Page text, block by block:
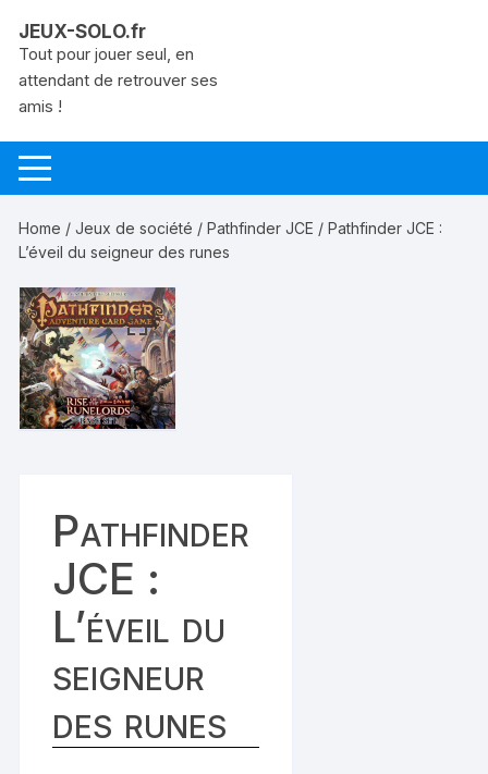
contenu
JEUX-SOLO.fr
Tout pour jouer seul, en
attendant de retrouver ses
amis !
Home /Jeux de société /Pathfinder JCE / Pathfinder JCE :
L’éveil du seigneur des runes
Pathfinder
JCE :
L’éveil du
seigneur
des runes